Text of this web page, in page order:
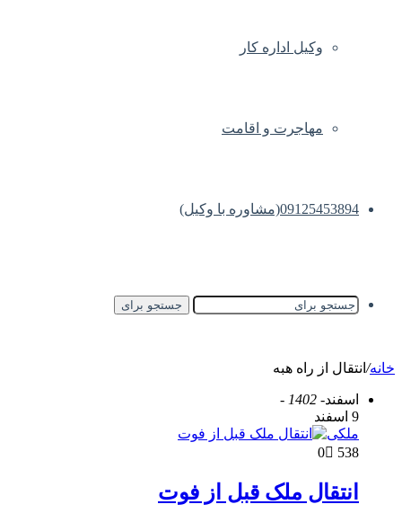
وکیل اداره کار
مهاجرت و اقامت
09125453894(مشاوره با وکیل)
جستجو برای
خانه/ انتقال از راه هبه
اسفند- 1402 -
9 اسفند
ملکی
0
538
انتقال ملک قبل از فوت